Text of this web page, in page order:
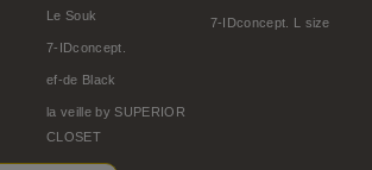
Le Souk
7-IDconcept.
ef-de Black
la veille by SUPERIOR
CLOSET
7-IDconcept. L size